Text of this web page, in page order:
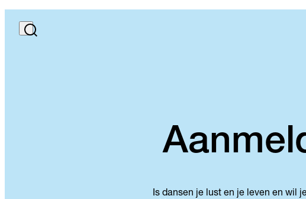
Is dansen je lust en je leven en wil